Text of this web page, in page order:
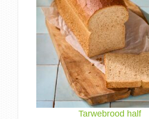
Tarwebrood half